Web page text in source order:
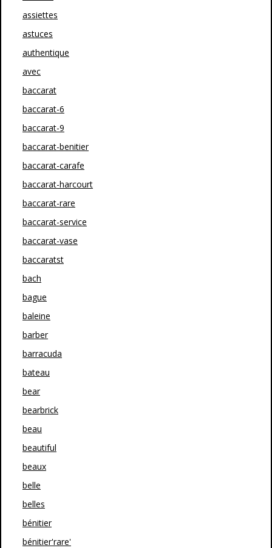
assiettes
astuces
authentique
avec
baccarat
baccarat-6
baccarat-9
baccarat-benitier
baccarat-carafe
baccarat-harcourt
baccarat-rare
baccarat-service
baccarat-vase
baccaratst
bach
bague
baleine
barber
barracuda
bateau
bear
bearbrick
beau
beautiful
beaux
belle
belles
bénitier
bénitier'rare'